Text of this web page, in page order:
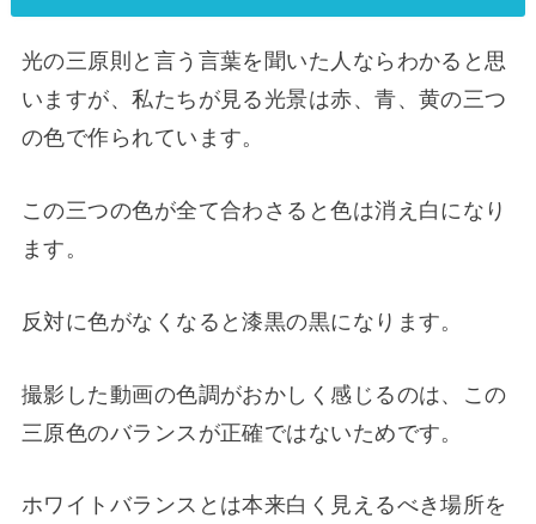
光の三原則と言う言葉を聞いた人ならわかると思
いますが、私たちが見る光景は赤、青、黄の三つ
の色で作られています。
この三つの色が全て合わさると色は消え白になり
ます。
反対に色がなくなると漆黒の黒になります。
撮影した動画の色調がおかしく感じるのは、この
三原色のバランスが正確ではないためです。
ホワイトバランスとは本来白く見えるべき場所を